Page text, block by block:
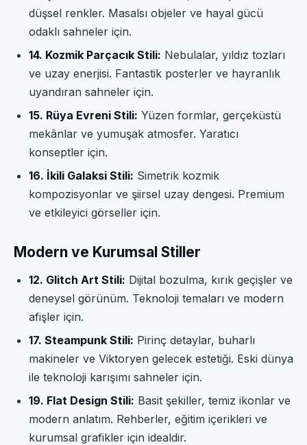
düşsel renkler. Masalsı objeler ve hayal gücü
odaklı sahneler için.
14. Kozmik Parçacık Stili: Nebulalar, yıldız tozları
ve uzay enerjisi. Fantastik posterler ve hayranlık
uyandıran sahneler için.
15. Rüya Evreni Stili: Yüzen formlar, gerçeküstü
mekânlar ve yumuşak atmosfer. Yaratıcı
konseptler için.
16. İkili Galaksi Stili: Simetrik kozmik
kompozisyonlar ve şiirsel uzay dengesi. Premium
ve etkileyici görseller için.
Modern ve Kurumsal Stiller
12. Glitch Art Stili: Dijital bozulma, kırık geçişler ve
deneysel görünüm. Teknoloji temaları ve modern
afişler için.
17. Steampunk Stili: Pirinç detaylar, buharlı
makineler ve Viktoryen gelecek estetiği. Eski dünya
ile teknoloji karışımı sahneler için.
19. Flat Design Stili: Basit şekiller, temiz ikonlar ve
modern anlatım. Rehberler, eğitim içerikleri ve
kurumsal grafikler için idealdir.